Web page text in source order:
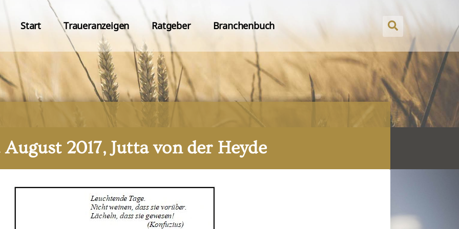
Start Traueranzeigen Ratgeber Branchenbuch
August 2017, Jutta von der Heyde